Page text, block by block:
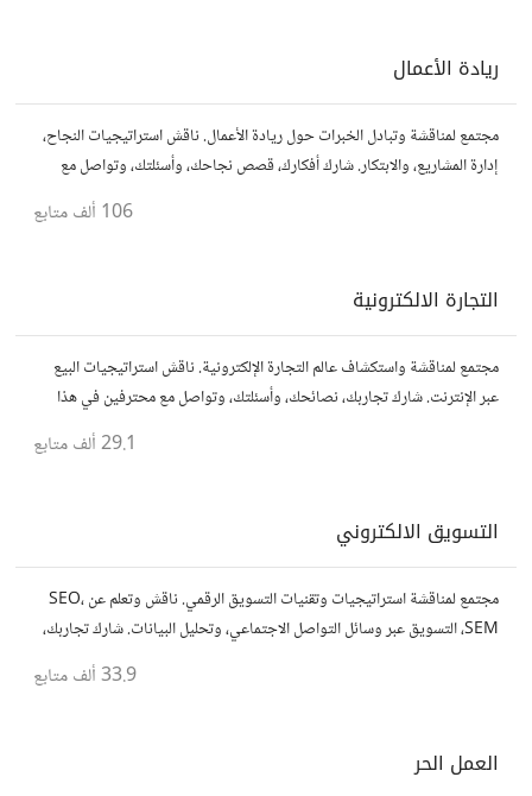
ريادة الأعمال
مجتمع لمناقشة وتبادل الخبرات حول ريادة الأعمال. ناقش استراتيجيات النجاح،
إدارة المشاريع، والابتكار. شارك أفكارك، قصص نجاحك، وأسئلتك، وتواصل مع
106 ألف متابع
التجارة الالكترونية
مجتمع لمناقشة واستكشاف عالم التجارة الإلكترونية. ناقش استراتيجيات البيع
عبر الإنترنت. شارك تجاربك، نصائحك، وأسئلتك، وتواصل مع محترفين في هذا
29.1 ألف متابع
التسويق الالكتروني
مجتمع لمناقشة استراتيجيات وتقنيات التسويق الرقمي. ناقش وتعلم عن SEO،
SEM، التسويق عبر وسائل التواصل الاجتماعي، وتحليل البيانات. شارك تجاربك،
33.9 ألف متابع
العمل الحر